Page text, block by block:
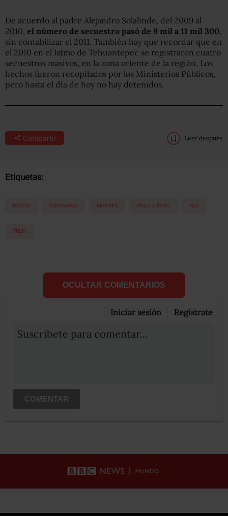
De acuerdo al padre Alejandro Solalinde, del 2009 al
2010, el número de secuestro pasó de 9 mil a 11 mil 300
sin contabilizar el 2011. También hay que recordar que en
el 2010 en el Istmo de Tehuantepec se registraron cuatro
secuestros masivos, en la zona oriente de la región. Los
hechos fueron recopilados por los Ministerios Públicos,
pero hasta el día de hoy no hay detenidos.
Compartir Leer después
Etiquetas:
BESTIA CARAVANA MADRES PASO A PASO PAZ
TREN
OCULTAR COMENTARIOS
Iniciar sesión Registrate
Suscribete para comentar...
COMENTAR